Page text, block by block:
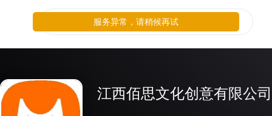
江西佰思文化创意有限公司
服务异常，请稍候再试